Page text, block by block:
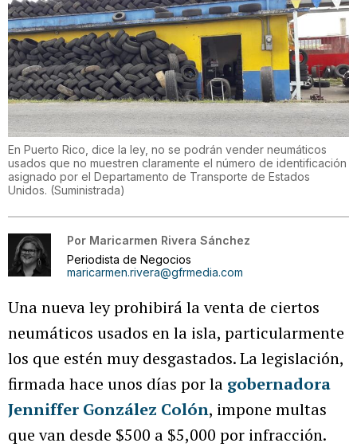
En Puerto Rico, dice la ley, no se podrán vender neumáticos
usados que no muestren claramente el número de identificación
asignado por el Departamento de Transporte de Estados
Unidos. (Suministrada)
Por Maricarmen Rivera Sánchez
Periodista de Negocios
maricarmen.rivera@gfrmedia.com
Una nueva ley prohibirá la venta de ciertos
neumáticos usados en la isla, particularmente
los que estén muy desgastados. La legislación,
firmada hace unos días por la gobernadora
Jenniffer González Colón, impone multas
que van desde $500 a $5,000 por infracción.